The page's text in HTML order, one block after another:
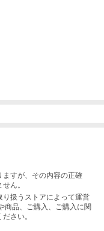
ますが、その内容の正確
ん。
り扱うストアによって運営
商品、ご購入 、ご購入に関
さい。